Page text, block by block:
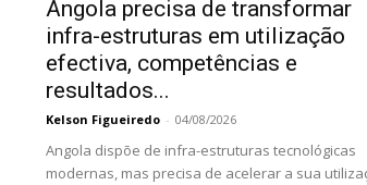
Angola precisa de transformar
infra-estruturas em utilização
efectiva, competências e
resultados...
Kelson Figueiredo - 04/08/2026
Angola dispõe de infra-estruturas tecnológicas
modernas, mas precisa de acelerar a sua